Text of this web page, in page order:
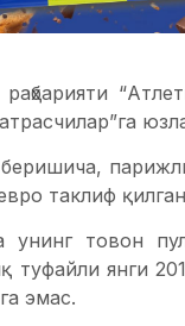
беришича,
таклиф
унинг товон
туфайли янги
эмас.